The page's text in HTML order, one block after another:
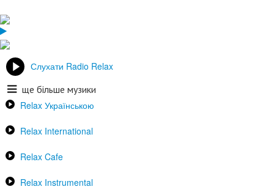
Слухати Radio Relax
ще більше музики
Relax Українською
Relax International
Relax Cafe
Relax Instrumental